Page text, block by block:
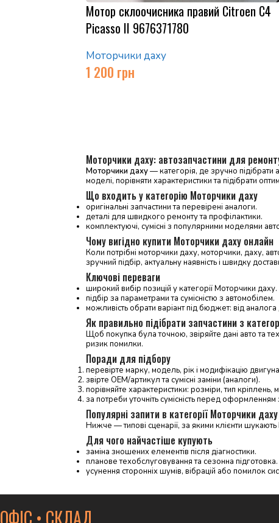
Мотор склоочисника правий Citroen C4
Picasso II 9676371780
Моторчики даху
1 200 грн
Моторчики даху: автозапчастини для
Моторчики даху— категорія, де зручно підібрати
моделі, порівняти характеристики та підібрати
Що входить у категорію Моторчики даху
оригінальні запчастини та перевірені аналоги.
деталі для швидкого ремонту та профілактики.
комплектуючі, сумісні з популярними моделями
Чому вигідно купити Моторчики даху онлайн
Коли потрібні моторчики даху, моторчики, даху,
зручний підбір, актуальну наявність і швидку
Ключові переваги
широкий вибір позицій у категорії Моторчики даху.
підбір за параметрами та сумісністю з автомобілем.
можливість обрати варіант під бюджет: від аналога
Як правильно підібрати запчастини з
Щоб покупка була точною, звіряйте дані авто та
ризик помилки.
Поради для підбору
перевірте марку, модель, рік і модифікацію
звірте OEM/артикул та сумісні заміни (аналоги).
порівняйте характеристики: розміри, тип кріплень,
за потреби уточніть сумісність перед
Популярні запити в категорії Моторчики даху
Нижче — типові сценарії, за якими клієнти
Для чого найчастіше купують
заміна зношених елементів після діагностики.
планове техобслуговування та сезонна підготовка.
усунення сторонніх шумів, вібрацій або помилок
ОФІС • СКЛАД